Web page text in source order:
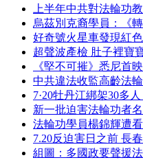
上半年中共對法輪功
烏茲別克裔學員：《
好奇號火星車發現紅
超聲波產檢 肚子裡寶
《堅不可摧》悉尼首
中共違法收監高齡法
7·20牡丹江綁架30多
新一批迫害法輪功者
法輪功學員楊錦輝遭
7.20反迫害日之前 長
組圖：多國政要聲援